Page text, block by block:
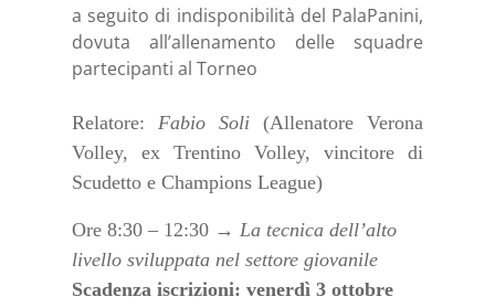
a seguito di indisponibilità del PalaPanini,
dovuta all’allenamento delle squadre
partecipanti al Torneo
Relatore: Fabio Soli (Allenatore Verona
Volley, ex Trentino Volley, vincitore di
Scudetto e Champions League)
Ore 8:30 – 12:30 → La tecnica dell’alto
livello sviluppata nel settore giovanile
Scadenza iscrizioni: venerdì 3 ottobre